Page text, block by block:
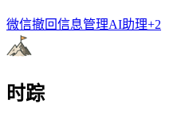
微信撤回信息管理AI助理+2
时踪